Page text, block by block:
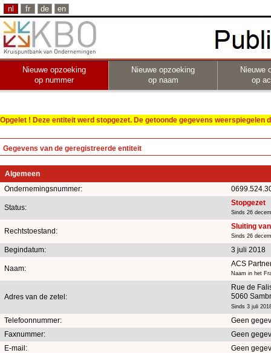
nl fr de en
Nieuwe opzoeking
op nummer
Nieuwe opzoeking
op naam
Nieuwe
op
Opgelet ! Deze entiteit werd stopgezet. De getoonde gegevens
Gegevens van de geregistreerde entiteit
Algemeen
Ondernemingsnummer:
Status:
Stopgezet
Sinds 26
Rechtstoestand:
Sluiting
Sinds 26
Begindatum: 3 juli 2018
Naam:
ACS
Naam in het
Adres van de zetel:
Rue de
5060
Sinds 3 juli
Telefoonnummer:
Geen
Faxnummer:
Geen
E-mail:
Geen